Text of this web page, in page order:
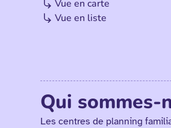
Vue en carte
Vue en liste
Qui sommes-
Les centres de planning